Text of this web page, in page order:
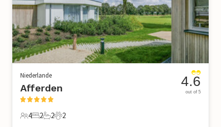
Niederlande
Afferden
4 Gäste
4
2 Schlafzimmer
2
2 Badezimmer
2
2 Haustiere
2
4.6
out of 5